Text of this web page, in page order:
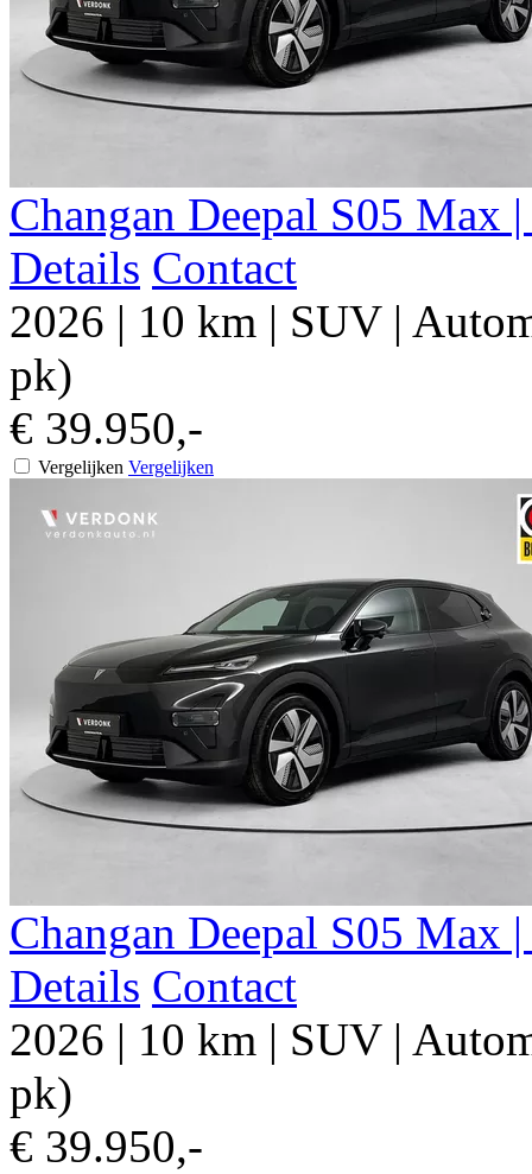
Changan Deepal S05 Max
Details Contact
2026 | 10 km | SUV|
pk)
€ 39.950,-
Vergelijken Vergelijken
Changan Deepal S05 Max
Details Contact
2026 | 10 km | SUV|
pk)
€ 39.950,-